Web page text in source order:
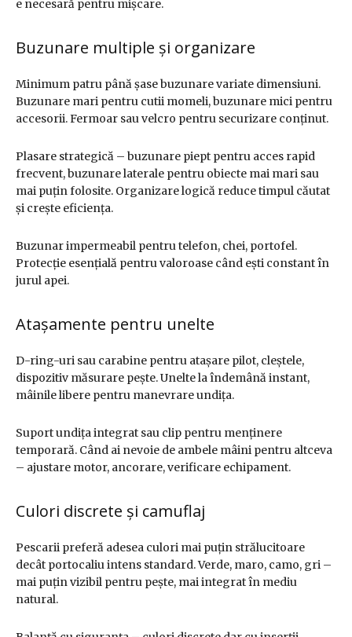
e necesară pentru mișcare.
Buzunare multiple și organizare
Minimum patru până șase buzunare variate dimensiuni.
Buzunare mari pentru cutii momeli, buzunare mici pentru
accesorii. Fermoar sau velcro pentru securizare conținut.
Plasare strategică – buzunare piept pentru acces rapid
frecvent, buzunare laterale pentru obiecte mai mari sau
mai puțin folosite. Organizare logică reduce timpul căutat
și crește eficiența.
Buzunar impermeabil pentru telefon, chei, portofel.
Protecție esențială pentru valoroase când ești constant în
jurul apei.
Atașamente pentru unelte
D-ring-uri sau carabine pentru atașare pilot, cleștele,
dispozitiv măsurare pește. Unelte la îndemână instant,
mâinile libere pentru manevrare undița.
Suport undița integrat sau clip pentru menținere
temporară. Când ai nevoie de ambele mâini pentru altceva
– ajustare motor, ancorare, verificare echipament.
Culori discrete și camuflaj
Pescarii preferă adesea culori mai puțin strălucitoare
decât portocaliu intens standard. Verde, maro, camo, gri –
mai puțin vizibil pentru pește, mai integrat în mediu
natural.